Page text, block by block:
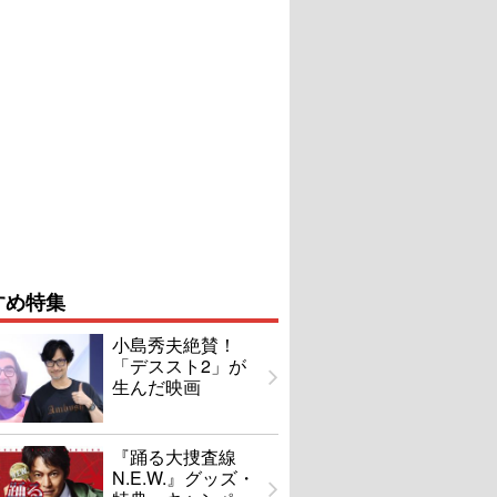
特集
小島秀夫絶賛！
「デススト2」が
生んだ映画
『踊る大捜査線
N.E.W.』グッズ・